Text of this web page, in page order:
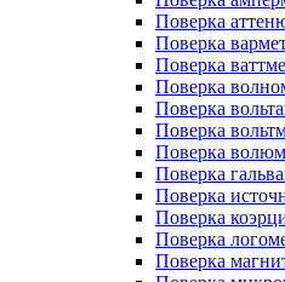
Поверка
Поверка
Поверка
Поверка
Поверка
Поверка
Поверка
Поверка
Поверка
Поверка
Поверка
Поверка